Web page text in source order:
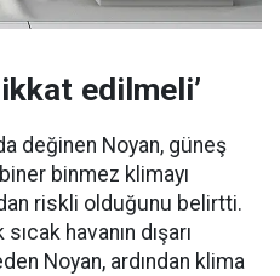
edilmeli’
değinen Noyan, güneş
binmez klimayı
riskli olduğunu belirtti.
havanın dışarı
Noyan, ardından klima